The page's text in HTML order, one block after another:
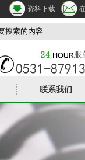
资料下载
联系我们